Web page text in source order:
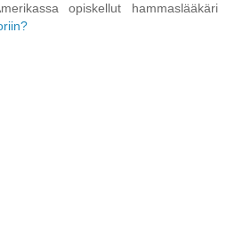
opiskellut hammaslääkäri